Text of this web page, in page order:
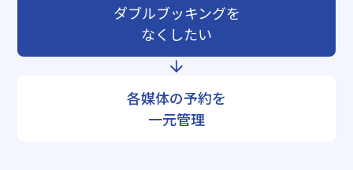
ダブルブッキングを
なくしたい
各媒体の予約を
一元管理